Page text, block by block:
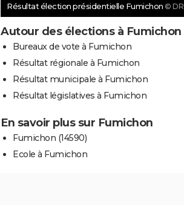
Résultat élection présidentielle Fumichon © DR
Autour des élections à Fumichon
Bureaux de vote à Fumichon
Résultat régionale à Fumichon
Résultat municipale à Fumichon
Résultat législatives à Fumichon
En savoir plus sur Fumichon
Fumichon (14590)
Ecole à Fumichon